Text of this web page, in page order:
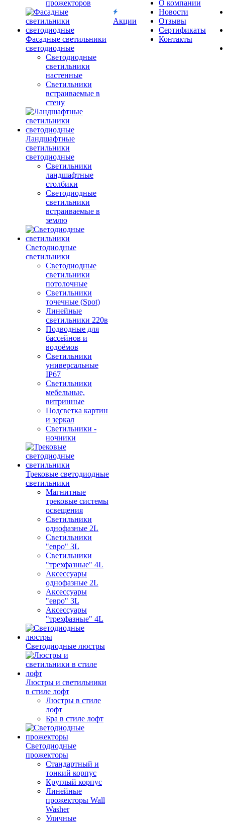
прожекторов
Фасадные светильники
светодиодные
Светодиодные
светильники
настенные
Светильники
встраиваемые в
стену
Ландшафтные
светильники
светодиодные
Светильники
ландшафтные
столбики
Светодиодные
светильники
встраиваемые в
землю
Светодиодные
светильники
Светодиодные
светильники
потолочные
Светильники
точечные (Spot)
Линейные
светильники 220в
Подводные для
бассейнов и
водоёмов
Светильники
универсальные
IP67
Светильники
мебельные,
витринные
Подсветка картин
и зеркал
Светильники -
ночники
Трековые светодиодные
светильники
Магнитные
трековые системы
освещения
Светильники
однофазные 2L
Светильники
"евро" 3L
Светильники
"трехфазные" 4L
Аксессуары
однофазные 2L
Аксессуары
"евро" 3L
Аксессуары
"трехфазные" 4L
Светодиодные люстры
Люстры и светильники
в стиле лофт
Люстры в стиле
лофт
Бра в стиле лофт
Светодиодные
прожекторы
Стандартный и
тонкий корпус
Круглый корпус
Линейные
прожекторы Wall
Washer
Уличные
Акции
О компании
Новости
Отзывы
Сертификаты
Контакты